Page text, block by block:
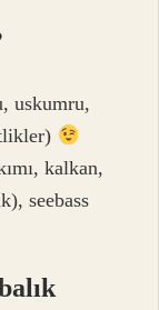
uskumru,
kalkan,
seebass